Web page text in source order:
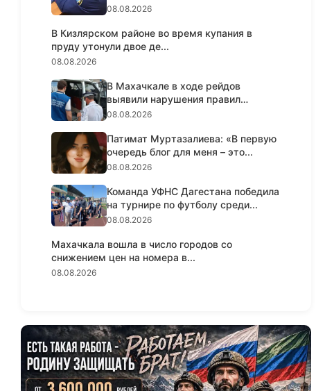
08.08.2026
В Кизлярском районе во время купания в
пруду утонули двое де...
08.08.2026
В Махачкале в ходе рейдов
выявили нарушения правил
пассажирс...
08.08.2026
Патимат Муртазалиева: «В первую
очередь блог для меня – это...
08.08.2026
Команда УФНС Дагестана победила
на турнире по футболу среди...
08.08.2026
Махачкала вошла в число городов со
снижением цен на номера в...
08.08.2026